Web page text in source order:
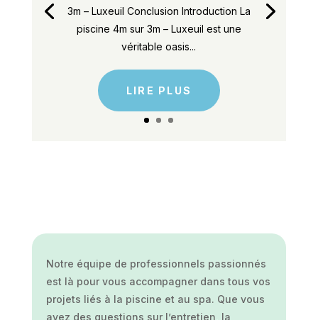
3m – Luxeuil Conclusion Introduction La
piscine 4m sur 3m – Luxeuil est une
véritable oasis...
LIRE PLUS
Notre équipe de professionnels passionnés
est là pour vous accompagner dans tous vos
projets liés à la piscine et au spa. Que vous
ayez des questions sur l’entretien, la